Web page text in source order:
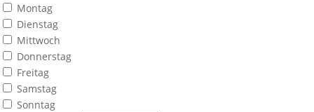
Montag
Dienstag
Mittwoch
Donnerstag
Freitag
Samstag
Sonntag